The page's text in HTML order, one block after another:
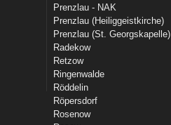
Prenzlau - NAK
Prenzlau (Heiliggeistkirche)
Prenzlau (St. Georgskapelle)
Radekow
Retzow
Ringenwalde
Röddelin
Röpersdorf
Rosenow